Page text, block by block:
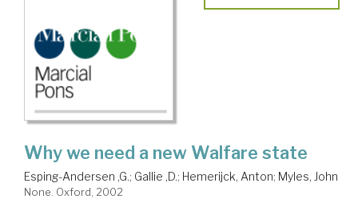
Why we need a new Walfare state
Esping-Andersen ,G.; Gallie ,D.; Hemerijck, Anton; Myles, John
None. Oxford, 2002